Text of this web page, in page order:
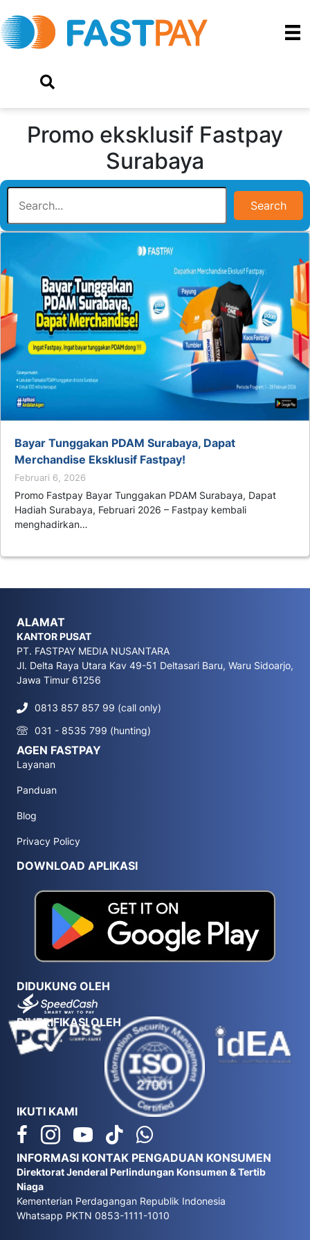
Promo eksklusif Fastpay
Surabaya
Search
Bayar Tunggakan PDAM Surabaya, Dapat
Merchandise Eksklusif Fastpay!
Februari 6, 2026
Promo Fastpay Bayar Tunggakan PDAM Surabaya, Dapat
Hadiah Surabaya, Februari 2026 – Fastpay kembali
menghadirkan…
ALAMAT
KANTOR PUSAT
PT. FASTPAY MEDIA NUSANTARA
Jl. Delta Raya Utara Kav 49-51 Deltasari Baru, Waru Sidoarjo,
Jawa Timur 61256
0813 857 857 99 (call only)
031 - 8535 799 (hunting)
AGEN FASTPAY
Layanan
Panduan
Blog
Privacy Policy
DOWNLOAD APLIKASI
DIDUKUNG OLEH
DIVERIFIKASI OLEH
IKUTI KAMI
INFORMASI KONTAK PENGADUAN KONSUMEN
Direktorat Jenderal Perlindungan Konsumen & Tertib
Niaga
Kementerian Perdagangan Republik Indonesia
Whatsapp PKTN 0853-1111-1010